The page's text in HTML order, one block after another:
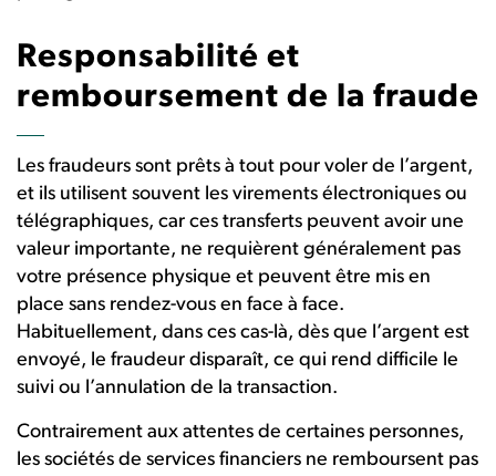
Responsabilité et
remboursement de la fraude
Les fraudeurs sont prêts à tout pour voler de l’argent,
et ils utilisent souvent les virements électroniques ou
télégraphiques, car ces transferts peuvent avoir une
valeur importante, ne requièrent généralement pas
votre présence physique et peuvent être mis en
place sans rendez-vous en face à face.
Habituellement, dans ces cas-là, dès que l’argent est
envoyé, le fraudeur disparaît, ce qui rend difficile le
suivi ou l’annulation de la transaction.
Contrairement aux attentes de certaines personnes,
les sociétés de services financiers ne remboursent pas